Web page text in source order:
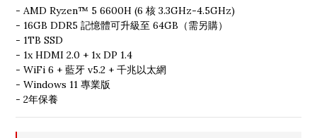
- AMD Ryzen™ 5 6600H (6 核 3.3GHz-4.5GHz)
- 16GB DDR5 記憶體可升級至 64GB（需另購）
- 1TB SSD
- 1x HDMI 2.0 + 1x DP 1.4
- WiFi 6 + 藍牙 v5.2 + 千兆以太網
- Windows 11 專業版
- 2年保養